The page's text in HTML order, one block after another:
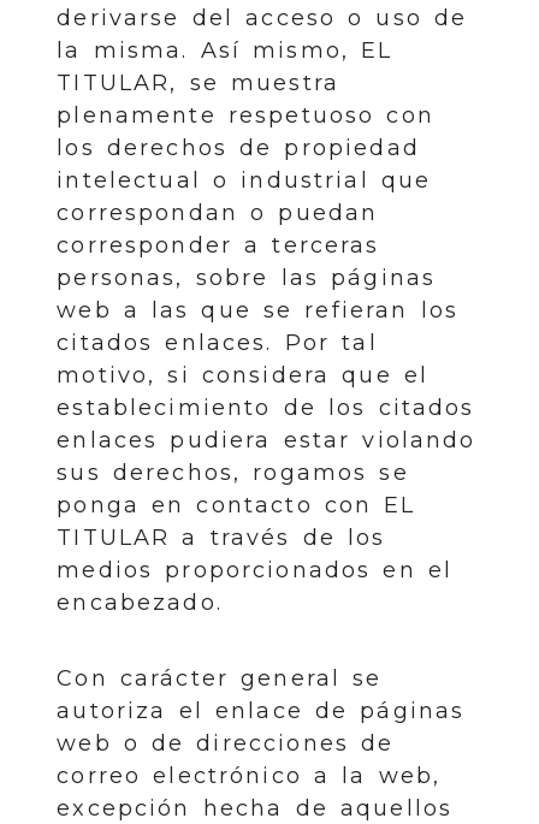
derivarse del acceso o uso de
la misma. Así mismo, EL
TITULAR, se muestra
plenamente respetuoso con
los derechos de propiedad
intelectual o industrial que
correspondan o puedan
corresponder a terceras
personas, sobre las páginas
web a las que se refieran los
citados enlaces. Por tal
motivo, si considera que el
establecimiento de los citados
enlaces pudiera estar violando
sus derechos, rogamos se
ponga en contacto con EL
TITULAR a través de los
medios proporcionados en el
encabezado.
Con carácter general se
autoriza el enlace de páginas
web o de direcciones de
correo electrónico a la web,
excepción hecha de aquellos